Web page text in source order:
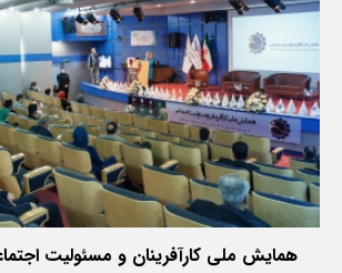
‌همایش ملی کارآفرینان و مسئولیت